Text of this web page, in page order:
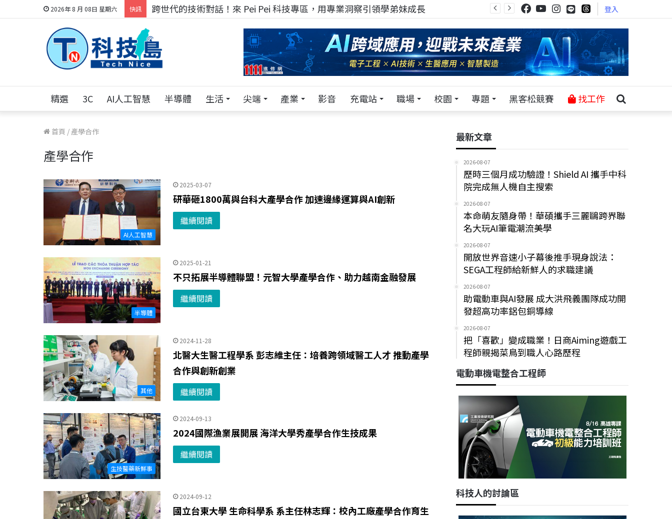
2026年 8 月 08日 星期六 快訊 跨世代的技術對話！來 Pei Pei 科技專區，用專業洞察引領學弟妹成長 登入
精選 3C AI人工智慧 半導體 生活 尖端 產業 影音 充電站 職場 校園 專題 黑客松競賽 找工作
首頁 / 產學合作
產學合作
AI人工智慧
2025-03-07
研華砸1800萬與台科大產學合作 加速邊緣運算與AI創新
繼續閱讀
半導體
2025-01-21
不只拓展半導體聯盟！元智大學產學合作、助力越南金融發展
繼續閱讀
其他
2024-11-28
北醫大生醫工程學系 彭志維主任：培養跨領域醫工人才 推動產學
合作與創新創業
繼續閱讀
生技醫藥新鮮事
2024-09-13
2024國際漁業展開展 海洋大學秀產學合作生技成果
繼續閱讀
2024-09-12
國立台東大學 生命科學系 系主任林志輝：校內工廠產學合作育生
最新文章
2026-08-07
歷時三個月成功驗證！Shield AI 攜手中科
院完成無人機自主搜索
2026-08-07
本命萌友隨身帶！華碩攜手三麗鷗跨界聯
名大玩AI筆電潮流美學
2026-08-07
開放世界音速小子幕後推手現身說法：
SEGA工程師給新鮮人的求職建議
2026-08-07
助電動車與AI發展 成大洪飛義團隊成功開
發超高功率鋁包銅導線
2026-08-07
把「喜歡」變成職業！日商Aiming遊戲工
程師親揭菜鳥到職人心路歷程
電動車機電整合工程師
科技人的討論區